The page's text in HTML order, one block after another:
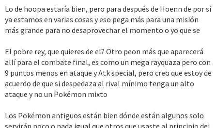
rompecoraza, en defensa especial lo destruyen... Con ese mov
físico tendría un pequeño power up; a finales de Hoenn lo sentí
fuerte pero presiento que conforme avance se quedará algo
atrás como TR user ya que contamos ahora con Diancie, un
futuro Porygon 3.1... con ese move le veo llegando hasta el final
del juego.
-Más personal, dale Trick room a braviary hisui
Así tendría
algo que decir contra Lugia o Articuno Galar, que lo aprende pero
Braviary es mas lento.
-No sé si te lo has planteado, pero Guardián versión Alola en
inicios de Hoenn parte 2, ya que hay mucho level por delante.
-Esto es más meme pero ponle a Andra una línea sobre su
enfrentó a yo que se Volcanion y se convirtió en un poke
mamadísimo, es más miserable que Wrongsparce xD
-Terminando con las islas sete, podrías meter en un regreso en
Neo Kanto o Hoenn eventos de Hoopa y así obtenerle a él,
ultraentes que faltan y ya que pega mucho los tapus.
-REY UNOWN. Es patético y el guillotina se nota que es
Lo de hoopa estaría bien, pero para después de Hoenn de por sí
ya estamos en varias cosas y eso pega más para una misión
más grande para no desaprovechar el momento o yo que se
El pobre rey, que quieres de el? Otro peon más que aparecerá
allí para el combate final, es como un mega rayquaza pero con
9 puntos menos en ataque y Atk special, pero creo que estoy de
acuerdo de que si despedaza al rival mínimo tenga un alto
ataque y no un Pokémon mixto
Los Pokémon antiguos están bien dónde están algunos solo
servirán poco o nada igual que otros que usaste al principio del